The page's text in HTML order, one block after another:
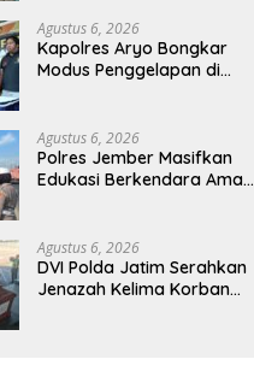
Pengelolaan Limbah
Berjalan Optimal
Agustus 6, 2026
Kapolres Aryo Bongkar
Modus Penggelapan di
Juta Rupiah
Agustus 6, 2026
Polres Jember Masifkan
Edukasi Berkendara Aman
Agustus 6, 2026
DVI Polda Jatim Serahkan
Jenazah Kelima Korban